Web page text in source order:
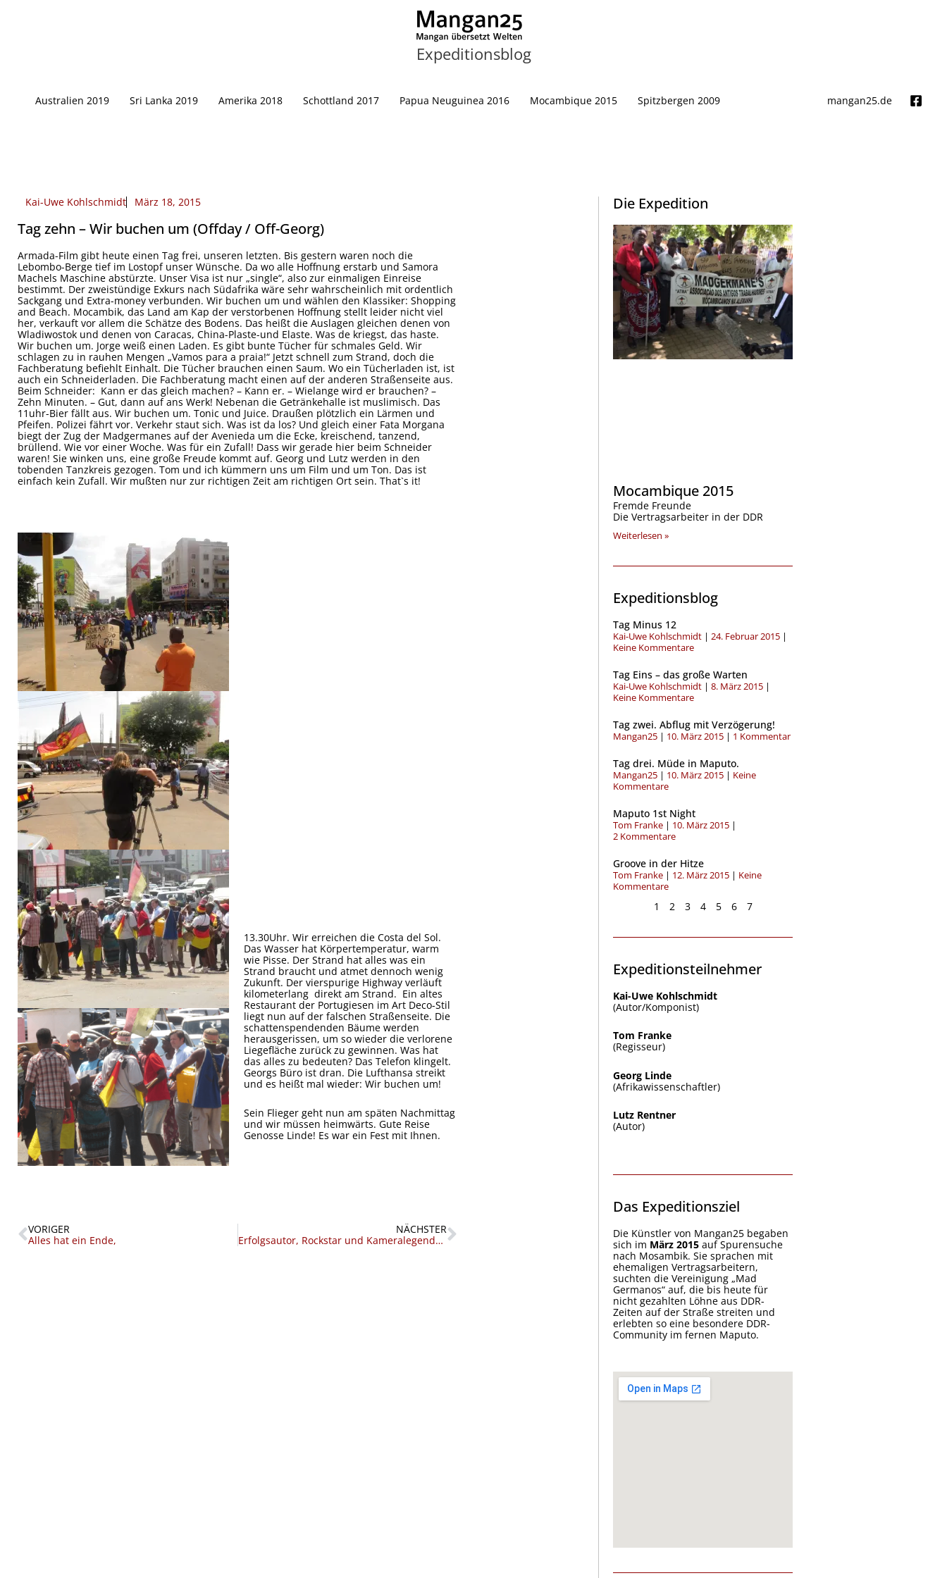
Expeditionsblog
Australien 2019 Sri Lanka 2019 Amerika 2018 Schottland 2017 Papua Neuguinea 2016 Mocambique 2015 Spitzbergen 2009 mangan25.de
Kai-Uwe Kohlschmidt März 18, 2015
Tag zehn – Wir buchen um (Offday / Off-Georg)
Armada-Film gibt heute einen Tag frei, unseren letzten. Bis gestern waren noch die
Lebombo-Berge tief im Lostopf unser Wünsche. Da wo alle Hoffnung erstarb und Samora
Machels Maschine abstürzte. Unser Visa ist nur „single“, also zur einmaligen Einreise
bestimmt. Der zweistündige Exkurs nach Südafrika wäre sehr wahrscheinlich mit ordentlich
Sackgang und Extra-money verbunden. Wir buchen um und wählen den Klassiker: Shopping
and Beach. Mocambik, das Land am Kap der verstorbenen Hoffnung stellt leider nicht viel
her, verkauft vor allem die Schätze des Bodens. Das heißt die Auslagen gleichen denen von
Wladiwostok und denen von Caracas, China-Plaste-und Elaste. Was de kriegst, das haste.
Wir buchen um. Jorge weiß einen Laden. Es gibt bunte Tücher für schmales Geld. Wir
schlagen zu in rauhen Mengen „Vamos para a praia!“ Jetzt schnell zum Strand, doch die
Fachberatung befiehlt Einhalt. Die Tücher brauchen einen Saum. Wo ein Tücherladen ist, ist
auch ein Schneiderladen. Die Fachberatung macht einen auf der anderen Straßenseite aus.
Beim Schneider: Kann er das gleich machen? – Kann er. – Wielange wird er brauchen? –
Zehn Minuten. – Gut, dann auf ans Werk! Nebenan die Getränkehalle ist muslimisch. Das
11uhr-Bier fällt aus. Wir buchen um. Tonic und Juice. Draußen plötzlich ein Lärmen und
Pfeifen. Polizei fährt vor. Verkehr staut sich. Was ist da los? Und gleich einer Fata Morgana
biegt der Zug der Madgermanes auf der Avenieda um die Ecke, kreischend, tanzend,
brüllend. Wie vor einer Woche. Was für ein Zufall! Dass wir gerade hier beim Schneider
waren! Sie winken uns, eine große Freude kommt auf. Georg und Lutz werden in den
tobenden Tanzkreis gezogen. Tom und ich kümmern uns um Film und um Ton. Das ist
einfach kein Zufall. Wir mußten nur zur richtigen Zeit am richtigen Ort sein. That`s it!
13.30Uhr. Wir erreichen die Costa del Sol.
Das Wasser hat Körpertemperatur, warm
wie Pisse. Der Strand hat alles was ein
Strand braucht und atmet dennoch wenig
Zukunft. Der vierspurige Highway verläuft
kilometerlang direkt am Strand. Ein altes
Restaurant der Portugiesen im Art Deco-Stil
liegt nun auf der falschen Straßenseite. Die
schattenspendenden Bäume werden
herausgerissen, um so wieder die verlorene
Liegefläche zurück zu gewinnen. Was hat
das alles zu bedeuten? Das Telefon klingelt.
Georgs Büro ist dran. Die Lufthansa streikt
und es heißt mal wieder: Wir buchen um!
Sein Flieger geht nun am späten Nachmittag
und wir müssen heimwärts. Gute Reise
Genosse Linde! Es war ein Fest mit Ihnen.
Zurück
VORIGER
Alles hat ein Ende,
NÄCHSTER
Erfolgsautor, Rockstar und Kameralegende – Reflektionen Nächster
Die Expedition
Mocambique 2015
Fremde Freunde
Die Vertragsarbeiter in der DDR
Weiterlesen »
Expeditionsblog
Tag Minus 12
Kai-Uwe Kohlschmidt
24. Februar 2015
Keine Kommentare
Tag Eins – das große Warten
Kai-Uwe Kohlschmidt
8. März 2015
Keine Kommentare
Tag zwei. Abflug mit Verzögerung!
Mangan25 10. März 2015 1 Kommentar
Tag drei. Müde in Maputo.
Mangan25 10. März 2015
Keine
Kommentare
Maputo 1st Night
Tom Franke
10. März 2015
2 Kommentare
Groove in der Hitze
Tom Franke 12. März 2015
Keine
Kommentare
Seite
1
Seite
2 3 4 5 6 7
Expeditionsteilnehmer
Kai-Uwe Kohlschmidt
(Autor/Komponist)
Tom Franke
(Regisseur)
Georg Linde
(Afrikawissenschaftler)
Lutz Rentner
(Autor)
Das Expeditionsziel
Die Künstler von Mangan25 begaben
sich im März 2015 auf Spurensuche
nach Mosambik. Sie sprachen mit
ehemaligen Vertragsarbeitern,
suchten die Vereinigung „Mad
Germanos“ auf, die bis heute für
nicht gezahlten Löhne aus DDR-
Zeiten auf der Straße streiten und
erlebten so eine besondere DDR-
Community im fernen Maputo.